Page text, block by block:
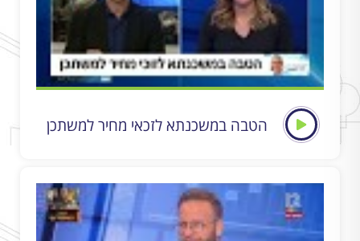
הטבה במשכנתא לזכאי מחיר למשתכן